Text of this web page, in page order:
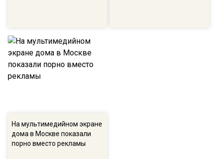
На мультимедийном экране
дома в Москве показали
порно вместо рекламы